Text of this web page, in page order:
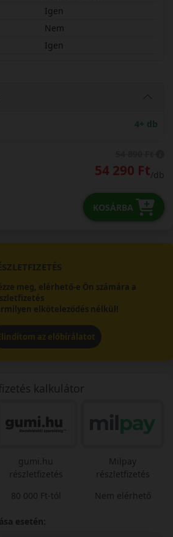
Igen
Nem
Igen
4+ db
54 290 Ft/db
KOSÁRBA
meg, elérhető-e Ön számára a
elköteleződés nélkül!
az előbírálatot
kalkulátor
gumi.hu
részletfizetés
80 000 Ft-tól
Milpay
részletfizetés
Nem elérhető
esetén: